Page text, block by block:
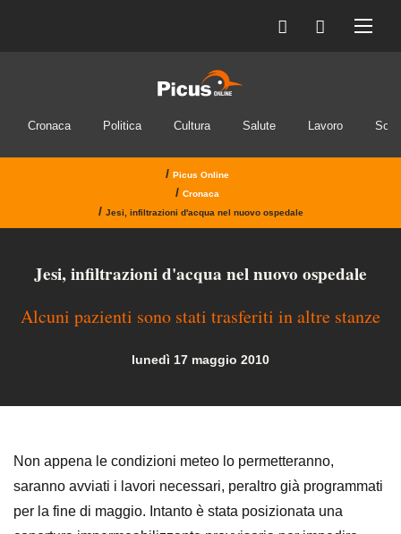
Cronaca Politica Cultura Salute Lavoro
/ Picus Online
/ Cronaca
/ Jesi, infiltrazioni d'acqua nel nuovo ospedale
Jesi, infiltrazioni d'acqua nel nuovo ospedale
Alcuni pazienti sono stati trasferiti in altre stanze
lunedì 17 maggio 2010
Non appena le condizioni meteo lo permetteranno,
saranno avviati i lavori necessari, peraltro già programmati
per la fine di maggio. Intanto è stata posizionata una